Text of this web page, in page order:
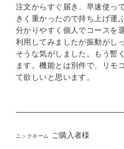
注文からすぐ届き、早速使っ
きく重かったので持ち上げ運
分かりやすく個人でコースを
利用してみましたが振動がし
そうな気がしました。もう暫
ます。機能とは別件で、リモ
て欲しいと思います。
ご購入者様